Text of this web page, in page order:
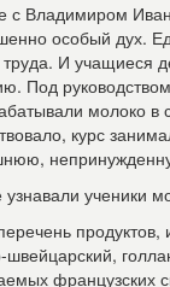
с Владимиром
особый дух.
труда. И учащиеся
Под
молоко в
курс
узнавали ученики
швейцарский,
французских